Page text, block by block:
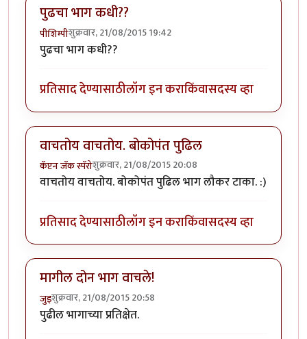
पुढचा भाग कधी??
पीशिम्पीशुक्रवार, 21/08/2015 19:42
पुढचा भाग कधी??
प्रतिसाद देण्यासाठीलॉग इन कराकिंवासदस्य व्हा
वाचतोय वाचतोय. बोकोपंत पुढिल
कॅप्टन जॅक स्पॅरोशुक्रवार, 21/08/2015 20:08
वाचतोय वाचतोय. बोकोपंत पुढिल भाग लौकर टाका. :)
प्रतिसाद देण्यासाठीलॉग इन कराकिंवासदस्य व्हा
मागील दोन भाग वाचले!
जुइशुक्रवार, 21/08/2015 20:58
पुढील भागाच्या प्रतिक्षेत.